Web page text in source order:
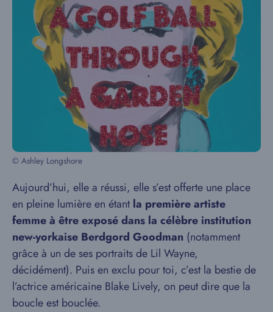
© Ashley Longshore
Aujourd’hui, elle a réussi, elle s’est offerte une place
en pleine lumière en étantla première artiste
femme à être exposé dans la célèbre institution
new-yorkaise Berdgord Goodman (notamment
grâce à un de ses portraits de Lil Wayne,
décidément). Puis en exclu pour toi, c’est la bestie de
l’actrice américaine Blake Lively, on peut dire que la
boucle est bouclée.